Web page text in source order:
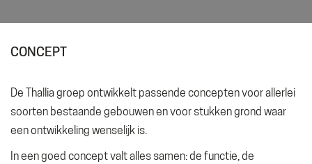
CONCEPT
De Thallia groep ontwikkelt passende concepten voor allerlei
soorten bestaande gebouwen en voor stukken grond waar
een ontwikkeling wenselijk is.
In een goed concept valt alles samen: de functie, de